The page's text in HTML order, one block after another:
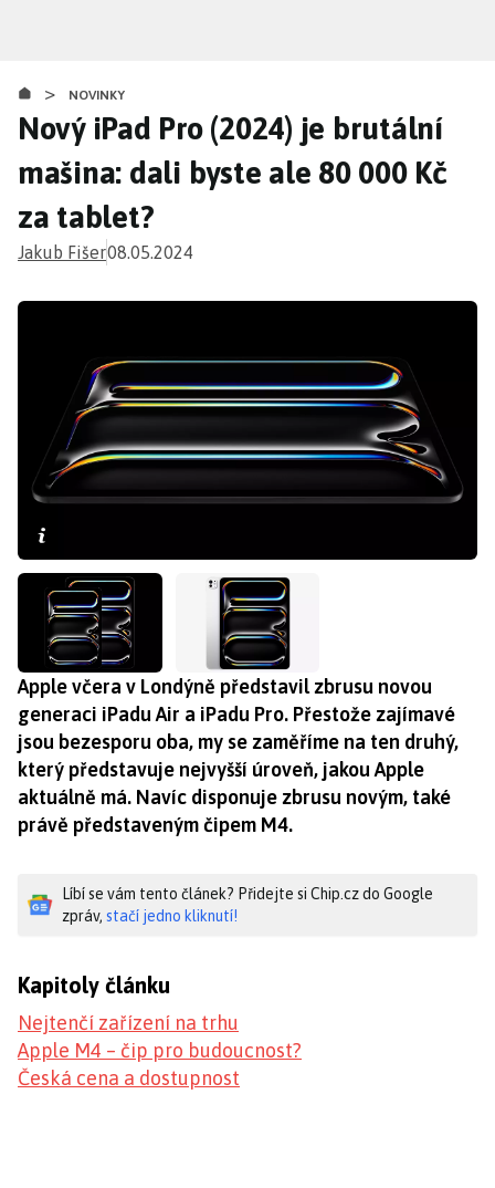
obsahu
> NOVINKY
Nový iPad Pro (2024) je brutální
mašina: dali byste ale 80 000 Kč
za tablet?
Jakub Fišer08.05.2024
Apple včera v Londýně představil zbrusu novou
generaci iPadu Air a iPadu Pro. Přestože zajímavé
jsou bezesporu oba, my se zaměříme na ten druhý,
který představuje nejvyšší úroveň, jakou Apple
aktuálně má. Navíc disponuje zbrusu novým, také
právě představeným čipem M4.
Líbí se vám tento článek? Přidejte si Chip.cz do Google
zpráv, stačí jedno kliknutí!
Kapitoly článku
Nejtenčí zařízení na trhu
Apple M4 – čip pro budoucnost?
Česká cena a dostupnost